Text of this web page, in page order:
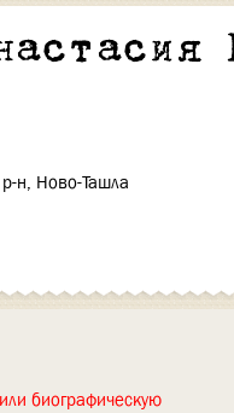
н, Ново-Ташла
биографическую